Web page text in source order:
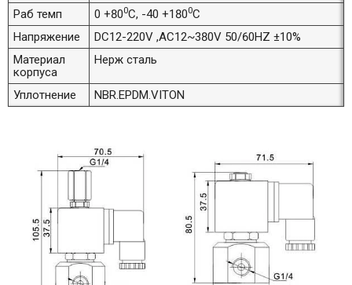
Раб темп 0 +800С, -40 +1800С
Напряжение
DC12-220V ,AC12~380V 50/60HZ ±10%
Материал
корпуса
Нерж сталь
Уплотнение NBR.EPDM.VITON